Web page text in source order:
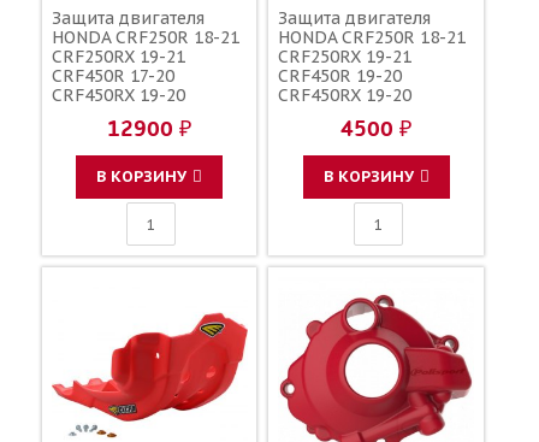
Защита двигателя
HONDA CRF250R 18-21
CRF250RX 19-21
CRF450R 17-20
CRF450RX 19-20
12900 ₽
В КОРЗИНУ
Защита двигателя
HONDA CRF250R 18-21
CRF250RX 19-21
CRF450R 19-20
CRF450RX 19-20
4500 ₽
В КОРЗИНУ